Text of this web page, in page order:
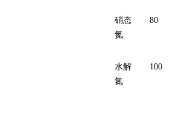
硝态
氮
80
水解
氮
100